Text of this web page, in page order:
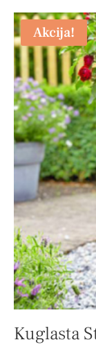
Akcija!
Kuglasta